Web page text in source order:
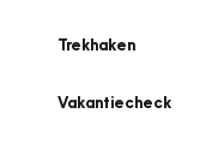
Trekhaken
Vakantiecheck